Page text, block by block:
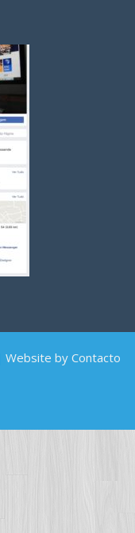
by Contacto